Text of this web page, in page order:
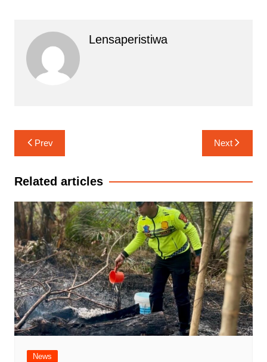
Lensaperistiwa
Navigasi
pos
Prev Next
Related articles
News